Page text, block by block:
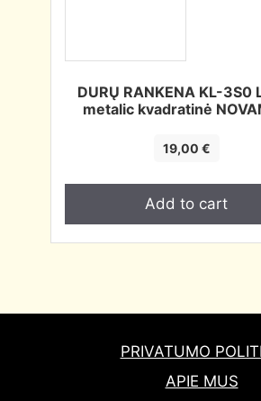
DURŲ RANKENA KL-3S0
metalic kvadratinė
19,00 €
Add to cart
PRIVATUMO
APIE MUS